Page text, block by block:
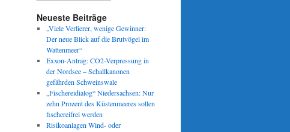
Neueste Beiträge
„Viele Verlierer, wenige Gewinner:
Der neue Blick auf die Brutvögel im
Wattenmeer“
Exxon-Antrag: CO2-Verpressung in
der Nordsee – Schallkanonen
gefährden Schweinswale
„Fischereidialog“ Niedersachsen: Nur
zehn Prozent des Küstenmeeres sollen
fischereifrei werden
Risikoanlagen Wind- oder